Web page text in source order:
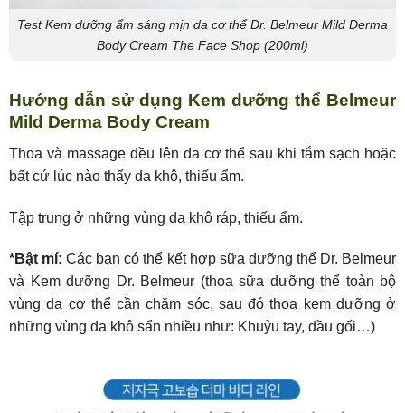
Test Kem dưỡng ẩm sáng mịn da cơ thể Dr. Belmeur Mild Derma
Body Cream The Face Shop (200ml)
Hướng dẫn sử dụng Kem dưỡng thể Belmeur
Mild Derma Body Cream
Thoa và massage đều lên da cơ thể sau khi tắm sạch hoặc
bất cứ lúc nào thấy da khô, thiếu ẩm.
Tập trung ở những vùng da khô ráp, thiếu ẩm.
*Bật mí: Các bạn có thể kết hợp sữa dưỡng thể Dr. Belmeur
và Kem dưỡng Dr. Belmeur (thoa sữa dưỡng thể toàn bộ
vùng da cơ thể cần chăm sóc, sau đó thoa kem dưỡng ở
những vùng da khô sẩn nhiều như: Khuỷu tay, đầu gối…)